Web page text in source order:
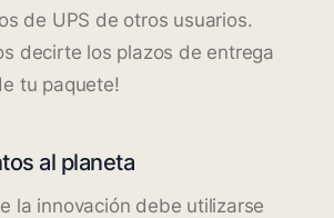
de UPS de otros usuarios.
decirte los plazos de entrega
tu paquete!
al planeta
la innovación debe utilizarse